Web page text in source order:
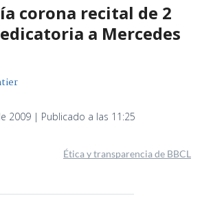
corona recital de 2
a Mercedes
2009 | Publicado a las 11:25
Ética y transparencia de BBCL